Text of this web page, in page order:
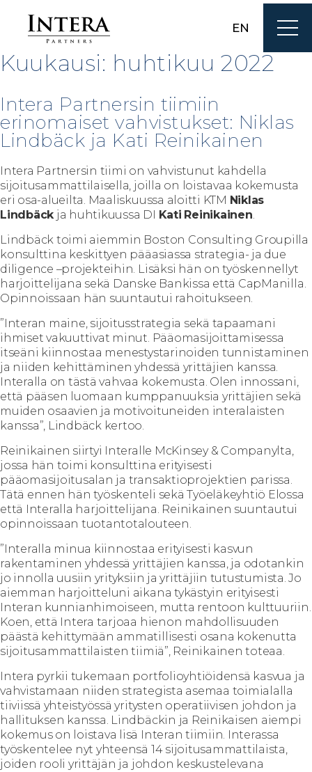
EN
Kuukausi: huhtikuu 2022
Intera Partnersin tiimiin
erinomaiset vahvistukset: Niklas
Lindbäck ja Kati Reinikainen
Intera Partnersin tiimi on vahvistunut kahdella
sijoitusammattilaisella, joilla on loistavaa kokemusta
eri osa-alueilta. Maaliskuussa aloitti KTM Niklas
Lindbäckja huhtikuussa DI Kati Reinikainen.
Lindbäck toimi aiemmin Boston Consulting Groupilla
konsulttina keskittyen pääasiassa strategia- ja due
diligence –projekteihin. Lisäksi hän on työskennellyt
harjoittelijana sekä Danske Bankissa että CapManilla.
Opinnoissaan hän suuntautui rahoitukseen.
”Interan maine, sijoitusstrategia sekä tapaamani
ihmiset vakuuttivat minut. Pääomasijoittamisessa
itseäni kiinnostaa menestystarinoiden tunnistaminen
ja niiden kehittäminen yhdessä yrittäjien kanssa.
Interalla on tästä vahvaa kokemusta. Olen innossani,
että pääsen luomaan kumppanuuksia yrittäjien sekä
muiden osaavien ja motivoituneiden interalaisten
kanssa”, Lindbäck kertoo.
Reinikainen siirtyi Interalle McKinsey & Companylta,
jossa hän toimi konsulttina erityisesti
pääomasijoitusalan ja transaktioprojektien parissa.
Tätä ennen hän työskenteli sekä Työeläkeyhtiö Elossa
että Interalla harjoittelijana. Reinikainen suuntautui
opinnoissaan tuotantotalouteen.
”Interalla minua kiinnostaa erityisesti kasvun
rakentaminen yhdessä yrittäjien kanssa, ja odotankin
jo innolla uusiin yrityksiin ja yrittäjiin tutustumista. Jo
aiemman harjoitteluni aikana tykästyin erityisesti
Interan kunnianhimoiseen, mutta rentoon kulttuuriin.
Koen, että Intera tarjoaa hienon mahdollisuuden
päästä kehittymään ammatillisesti osana kokenutta
sijoitusammattilaisten tiimiä”, Reinikainen toteaa.
Intera pyrkii tukemaan portfolioyhtiöidensä kasvua ja
vahvistamaan niiden strategista asemaa toimialalla
tiiviissä yhteistyössä yritysten operatiivisen johdon ja
hallituksen kanssa. Lindbäckin ja Reinikaisen aiempi
kokemus on loistava lisä Interan tiimiin. Interassa
työskentelee nyt yhteensä 14 sijoitusammattilaista,
joiden rooli yrittäjän ja johdon keskustelevana